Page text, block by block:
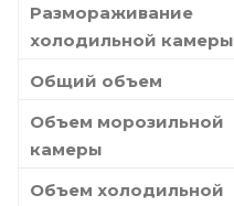
Размораживание
холодильной камеры
Общий объем
Объем морозильной
камеры
Объем холодильной